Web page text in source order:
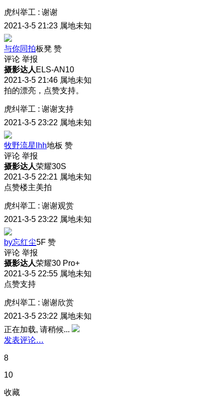
虎纠举工 : 谢谢
2021-3-5 21:23 属地未知
与你同拍板凳 赞
评论 举报
摄影达人 ELS-AN10
2021-3-5 21:46 属地未知
拍的漂亮，点赞支持。
虎纠举工 : 谢谢支持
2021-3-5 23:22 属地未知
牧野流星lhh地板 赞
评论 举报
摄影达人荣耀30S
2021-3-5 22:21 属地未知
点赞楼主美拍
虎纠举工 : 谢谢观赏
2021-3-5 23:22 属地未知
by忘红尘5F 赞
评论 举报
摄影达人荣耀30 Pro+
2021-3-5 22:55 属地未知
点赞支持
虎纠举工 : 谢谢欣赏
2021-3-5 23:22 属地未知
正在加载, 请稍候...
发表评论…
8
10
收藏